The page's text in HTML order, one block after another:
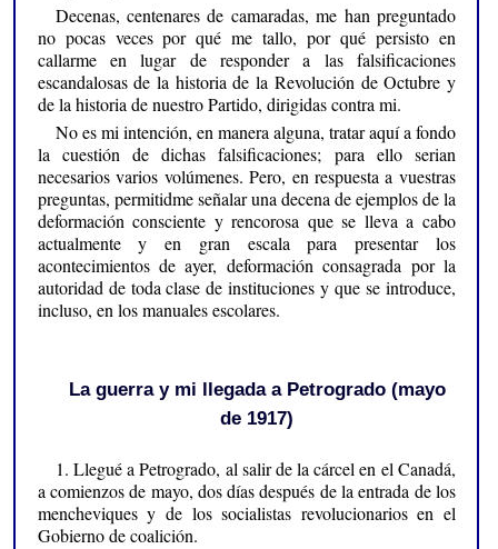
Decenas, centenares de camaradas, me han preguntado
no pocas veces por qué me tallo, por qué persisto en
callarme en lugar de responder a las falsificaciones
escandalosas de la historia de la Revolución de Octubre y
de la historia de nuestro Partido, dirigidas contra mi.
No es mi intención, en manera alguna, tratar aquí a fondo
la cuestión de dichas falsificaciones; para ello serian
necesarios varios volúmenes. Pero, en respuesta a vuestras
preguntas, permitidme señalar una decena de ejemplos de la
deformación consciente y rencorosa que se lleva a cabo
actualmente y en gran escala para presentar los
acontecimientos de ayer, deformación consagrada por la
autoridad de toda clase de instituciones y que se introduce,
incluso, en los manuales escolares.
La guerra y mi llegada a Petrogrado (mayo
de 1917)
1. Llegué a Petrogrado, al salir de la cárcel en el Canadá,
a comienzos de mayo, dos días después de la entrada de los
mencheviques y de los socialistas revolucionarios en el
Gobierno de coalición.